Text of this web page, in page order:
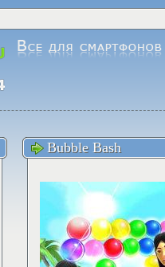
Bubble Bash